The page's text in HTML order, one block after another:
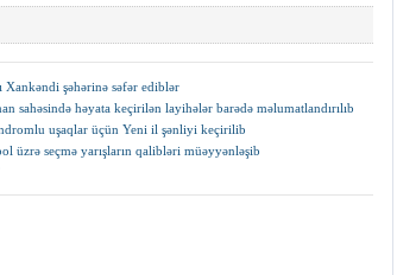
Xankəndi şəhərinə səfər ediblər
sahəsində həyata keçirilən layihələr barədə məlumatlandırılıb
uşaqlar üçün Yeni il şənliyi keçirilib
üzrə seçmə yarışların qalibləri müəyyənləşib